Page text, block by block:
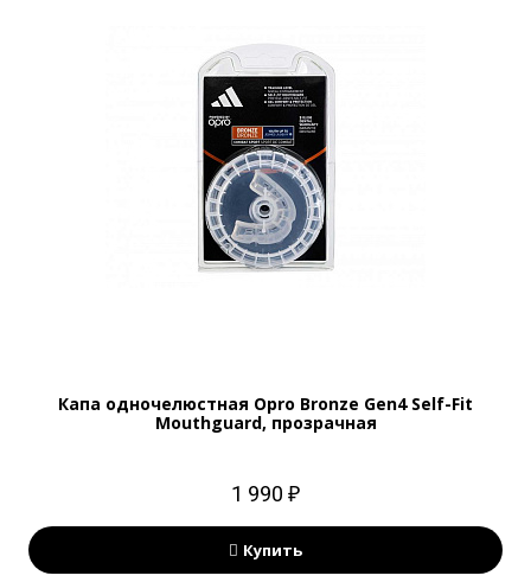
Капа одночелюстная Opro Bronze Gen4 Self-Fit
Mouthguard, прозрачная
1 990 ₽
Купить